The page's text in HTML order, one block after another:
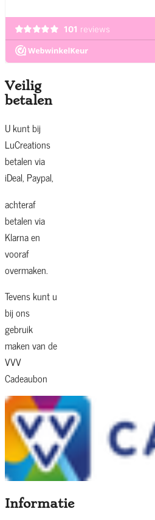
Veilig
betalen
U kunt bij
LuCreations
betalen via
iDeal, Paypal,
achteraf
betalen via
Klarna en
vooraf
overmaken.
Tevens kunt u
bij ons
gebruik
maken van de
VVV
Cadeaubon
Informatie